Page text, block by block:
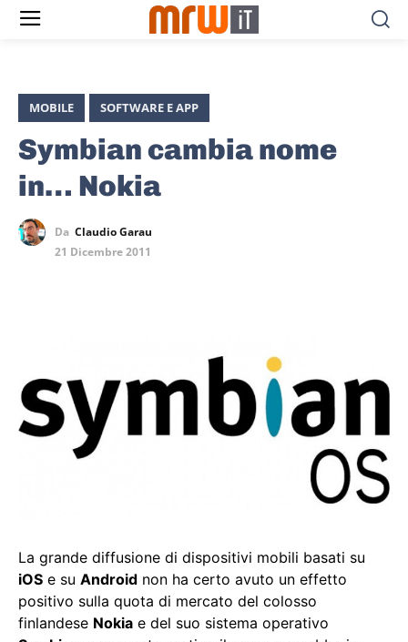
MOBILE SOFTWARE E APP
Symbian cambia nome
in… Nokia
Da Claudio Garau
21 Dicembre 2011
La grande diffusione di dispositivi mobili basati su
iOS e su Android non ha certo avuto un effetto
positivo sulla quota di mercato del colosso
finlandese Nokia e del suo sistema operativo